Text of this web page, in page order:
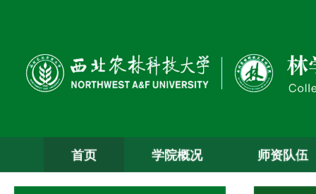
首页 学院概况 师资队伍